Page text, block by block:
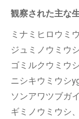
観察された主な
ミナミヒロウミ
ジュミノウミウ
ゴミルクウミウ
ニシキウミウシ
ソンアワツブガ
ギミノウミウシ